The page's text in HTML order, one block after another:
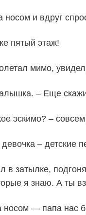
и вдруг
пятый этаж!
мимо,
– Еще скажи,
эскимо? –
– детские
в затылке,
я знаю. А ты
— папа нас